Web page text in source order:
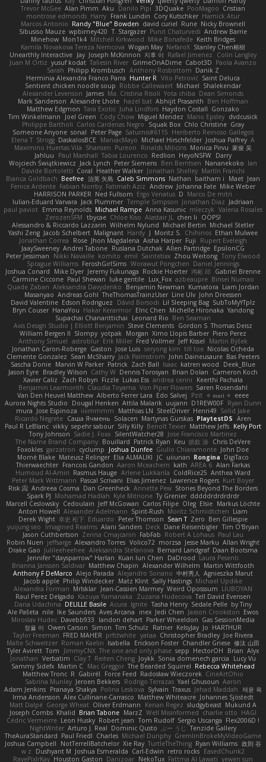
Trevor McGee Alan Pimm Aku Danilo Pipi 3DQuake PooMagoo Cristian
montrose edmonds Harry Frank Lundin Cory Kutschker Harnick Atur
Marcos Antonio Randy "Blue" Bowden david curiel Rune Nicky Brownell
Sibusiso Mauze wpbirney420 T. Stargazer Punit Chaturvedi Andrew Barrie
Minehow Mon1k4 Mitchell Kirkwood Mike Bonafede Keith Bridges
Kamila Novakova Tereza Nemcova Wogan May NefaroX Stanley Chen榕樹
Unearthly Interactive Jay Joseph McKinnon 지후 이 Rafael Jimenez
Colin Langley
Juan M Ortiz yusuf kodat Taliesin River GrimeOnADime Cabot3D Paola Avanzo
Sarah Philipp Krombusch Anthony Rosbottom Danik Z
Herminia Alexandra Franco Parra Hunter R Vito Petrović Saint Deluca
Sentient chicken noodle soup Robbe Callewaert Michael Shalekendar
Alexander Levenson James Ma. Cristina Risoli Yota chiba Dean Simonds
Mark Sanderson Alexandre Lhote hazel bat Abhijit Prasanth Ben Hoffman
Matthew Edgmon Tara Exotic Juha Lindfors Haydon Costall Gonzako
Tim Winkelmann
Joel Green Cody Chow Miguel Mendez Mario Epsley dvdcusick
Philippe Bartholi Carlos Cardenas Negro Squak Box Chlo Christine Gray
Someone Anyone sonal Peter Page Saturnis#6115 Heriberto Reinoso Gallegos
Elena T Strogg DaskalosBCE ManiacMayo Michael Hirschfelder Joshua Palfrey A
Maximino Huertas Vila Shansen Pureon Rinalds Miļicins Monica Pirvu 家俊 吴
Jahluu
Paul Marshall Tabia Lourenco Redlion HeyoNSFW Darry
Wojciech Świątkiewicz Jack Lynch Peter Siemens Ben Berntsen Nananekoko Ian
Davide Bortoletti Coral Heather Walker Jonathan Shelley Martín Franchi
Bianca Goldbach Beefree 治英 矢島 Caleb Simmons Nathan baitham i Maet Jean
Fenice Ardente Fabian Norrby Fatimah Aziz Andrew Johanna Fate Mike Weber
HARRISON PARKER Ned Fullsom Ergo Venatus D Marco De mitri
Iulian-Eduard Varvara Jack Plummer Temple Simpson Jonathan Diaz Jadriaan
paul paviot Emma Reynolds Michael Rampe Anna Kasunic mleczyk Valeria Rosales
ZerozenSFM tbycae Chloe Kiso Alastair JL chen li
OOPS!
Alessandro & Riccardo Lazzarin Wilhelm Nylund Michael Bertin Michael Stetler
Yashi Zeng Jacob Schelbert Malignant Hardy J Moritz S. Chihirios Ethan Mulwee
Jonathan Correa
Rose Jhon Magdalena Aisha Harper Fuji
Rupert Eveleigh
JaaySweeney Andrei Tabone Ruslana Dutchak Allen Partridge EpsilonCG
Peter Jessiman
Nikki Navaille komito emil Saintetixx Zhou Weitong Tony Elwood
Sprague Williams FeroshGirlSims Worawut Pongchen Daniel Jennings
Joshua Conard
Mike Dyer Jeremy Fukunaga Rockie Hoerter 鸿彬 邱 Gabriel Brenne
Carmine Ciccone Paul Shewan luke gentile Lux_Fox azbeaupre Binsei Numao
Quade Zaban Aleksandra Davydenko Benjamin Newman Kumatora Liam Jordan
Masanyao Andreas Gohl TheThomasTrainzUser Line Ulv John Dreessen
David Valentine Edson Rodriguez Dávid Borsodi Lil Sleeping Bag SubToMyYTplz
Bryn Couser HanaYou Hakar Kerarmor Elric Chen Michelle Hironaka Yandong
Supachai Chanarittichai
Leonard Rio Ben Seaman
Axis Design Studio | Elliott Benjamin Steve Clements Gordon S Thomas Deisz
William Bergen II Slompy yotpak Morgan Ximo Llopis Barber Piero Perez
Anthony Simuel astroblur Erik Miller Fred Vollmer Jeff Kissel
Martin Býšek
Jonathan Caron-Roberge Gaston Jose Luis seryong kim till toe Nicolas Ocheda
Clemente Gonzalez Sean McSharry Jack Palmstrom John Daineusaure Bas Peeters
Sascha Donie Marvin W Parker Patrick Zach Ball Isaac katren wood
Deek_Blue
Jason Eyre Bradley Wilson Cathy W Dennis Torosyan Brian Dolan
Cameron Koch
Xavier Caliz
Zach Robyn Fizzle Lukas Ess andrea cerini
Keerthi Pachala
Benjamin Learmonth Claudia Toyama Von Piper Flowers Søren Rosendahl
Van Den Heuvel Matthew Alberto Ferrer Lara Edo Salvej Pzit ✧ 𝔪𝔞𝔯𝔦 ✧ eeee
Aurora Nights Studio
Dougal Henken Attila Malarik uujann D1REW00F Ryan Dunn
mura Jose Espinoza iiiimmmm Matthias LN SteelDriver Henri49 Solid Jake
Ricardo Negrete Саша Ячмень Solacen Martynas Gurskas PlaytestDS Aren
Paul R LeBlanc vikky sepehr sabour Silly Killy Benoît Texier Matthew Jeffs Kelly Port
Tony Johnson Sadie J. Foxx SilentWatcher28 Jose Francisco Martinez
The Name Brand Company Bouillard Patrick Ryan Keu 皓欽 涂 Chris DeVere
Foxokles garzatron cyclump Joshua Dunfee Giulio Chiaramonte John Doe
Mornè Blake Mateusz Relinger Elia ALMALIKI JC uiiunan Rongina DigiTaco
Thierwaechter Francois Gandon Aaron Mceachern kath AREA 6 Alan Farkas
Humoud Al-Amiri Rasmus Hauge Arlene Lukkarila ColdRice25 Anthea Ward
Peter Mark Wittmann Pascal Scrivani Elias Jimenez Lawrence Rogers Kurt Boyer
Risk 📀 Andreea Cosma Dan Greenheck Annette Pew Stories Beyond The Borders
Spark PJ Mohamad Hadlah Kyle Mitrione Ty Grenier dddddrdrdrdrdr
Marcell Ceslowsky Cedoulain Jeff McGowan Carlos Filipe Oleg Elsie Markus Löchte
Anton Howell Alexander Adelmann Spirit-Rush Moritz Schmidtchen Liam
Derek Wight 幸史 松下 Eduardo Peter Thomson Sean T Zero Ben Gillespie
yuijung seo
Imagined Realms Alani Sanders Deck Dane Reisenbigler Tim O'Bryan
Jason Cuthbertson Zerina Cmajcanin FabFab Robert A Lohaus Paul Lau
Robin Nuen jeffsarge Alexandro Torres Volico72 morzsa Jesse Marku Allan Wright
Drake Gao Julileeheehee Aleksandra Stefanova Bernard Landgraf Daan Bootsma
Jennifer "daysparrow" Harlan Kuan lun Chen DaDrood Laura Pesenti
Brianna Janssen Saldivar Matthew Chapin Alexander Wilhelm Martin Wittfooth
Anthony F DeMarco Alejo Parada Alejandro Soriano 中村秀人
Agnieszka Marut
Jacob apple Philip Windecker Matz Klint Sally Hastings Michael Updike
Alexandra Forman MrIsklar Jean-Cassien Marmey Weird Oposssum LIUBOYAN
Raul Perez Delgado Kazuya Yamanaka Zuzana Hudecova Tell David Evensen
Daria Udachina DELILLE Basile Acura .Ignite Tasha Henry Sedale Pelle by Tiny
Ale Pašeta nile Ike Saunders Aves Arcana inex Jedi Chen Jaxson Crookston Ewos
Miroslav Hudec Davebb933 landon dehart Parker Wheeldon Gas SessionMedia
정율 이 Owen Carson Simon Tim Schulz Ratner KelsyJay Jo HARTHUR
Taylor Freeman FRED MAHER prfctwhite yataa Christopher Bradley Joe Rivera
Malte Schweitzer Roman Kaelin Isabella Erickson Foster Chandler Griese 修汰 山田
Tyler Avirett Tom JimmyCNX The one and only phase sepp HectorOH Brian Alyx
Jonathan Verbatim Clay T Reiten Cheng Joykk Sonia domenech garcia
Lucy Vu
Sammy Sidefx Martin C Mac Greggor The Bearded Squirrel Rebecca Whitehead
Matthew Tronc R Gabirél Force Feed Radosław Wieczorek CineArtOhio
Sabrina Munley Jeroen Bekkers Rodrigo Terrazas Yael Ghusoun Aaron
Adam Jenkins Pranaya Shakya Polina Leskova Sylvain Traxus Jehad Maddah 재윤 옥
Irma Andersson Alex Cullinane-Carrasco Matthew Whiteacre Johannes Sjöstedt
Matt Dalpé George Wheat Oliver Erdmann Kenan Regez sludgybeast Mukund A
Joseph Combs Khalid Brian Tabone MarzZ Well Misinformed charlie otto HAGI
Cédric Vermeirre Leon Husky Robert jean Tom Rudolf Sergio Uscanga Flex2006D !
NightWriter Arturo J. Real Dominic Qusto ぶー うじ
Tenzide Gallery
TheAuraStandard Paul Friedl Charles Michael Dunphy GremlinBrokeMyVideoGame
Joshua Campbell
NotTerrellBatchelor Xie Ray TurtleTheThing Ryan Williams 政則 谷
w z
Dushyant M Joshua Esmeralda Carl-Edwin retro rocks EasedChunk2
RayePixlrKay Houston Gaston Danizoar NekoTux Fattma Al Lawati yewen sun